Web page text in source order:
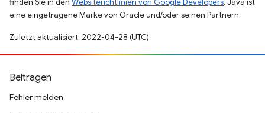
finden Sie in den Websiterichtlinien von Google Developers. Java ist
eine eingetragene Marke von Oracle und/oder seinen Partnern.
Zuletzt aktualisiert: 2022-04-28 (UTC).
Beitragen
Fehler melden